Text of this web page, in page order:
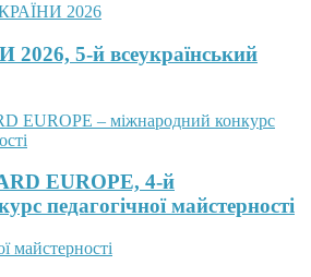
5-й всеукраїнський
EUROPE, 4-й
педагогічної майстерності